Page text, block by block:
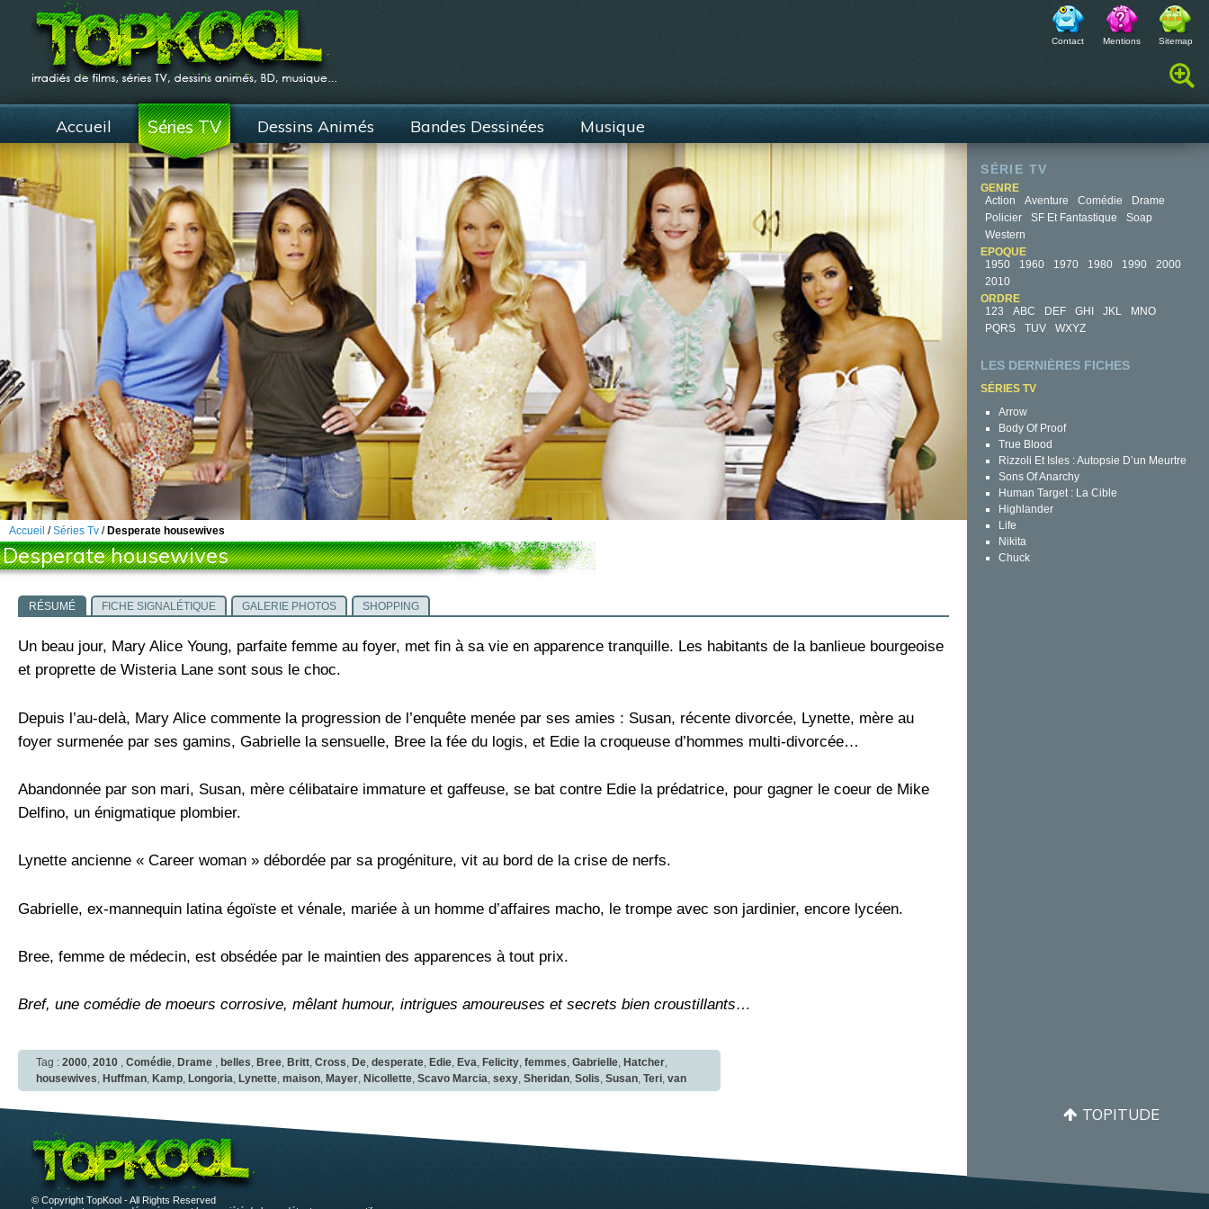
Contact Mentions Sitemap
Rechercher :
Accueil Séries TV Dessins Animés Bandes Dessinées Musique
SÉRIE TV
GENRE
Action
Aventure Comédie
Drame
Policier
SF Et Fantastique
Soap
Western
EPOQUE
1950
1960 1970 1980 1990
2000
2010
ORDRE
123
ABC DEF GHI JKL
MNO
PQRS
TUV WXYZ
LES DERNIÈRES FICHES
SÉRIES TV
Arrow
Body Of Proof
True Blood
Rizzoli Et Isles : Autopsie D’un Meurtre
Sons Of Anarchy
Human Target : La Cible
Highlander
Life
Nikita
Chuck
Accueil /Séries Tv / Desperate housewives
Desperate housewives
RÉSUMÉ FICHE SIGNALÉTIQUE GALERIE PHOTOS SHOPPING
Un beau jour, Mary Alice Young, parfaite femme au foyer, met fin à sa vie en apparence tranquille. Les habitants de la banlieue bourgeoise
et proprette de Wisteria Lane sont sous le choc.
Depuis l’au-delà, Mary Alice commente la progression de l’enquête menée par ses amies : Susan, récente divorcée, Lynette, mère au
foyer surmenée par ses gamins, Gabrielle la sensuelle, Bree la fée du logis, et Edie la croqueuse d’hommes multi-divorcée…
Abandonnée par son mari, Susan, mère célibataire immature et gaffeuse, se bat contre Edie la prédatrice, pour gagner le coeur de Mike
Delfino, un énigmatique plombier.
Lynette ancienne « Career woman » débordée par sa progéniture, vit au bord de la crise de nerfs.
Gabrielle, ex-mannequin latina égoïste et vénale, mariée à un homme d’affaires macho, le trompe avec son jardinier, encore lycéen.
Bree, femme de médecin, est obsédée par le maintien des apparences à tout prix.
Bref, une comédie de moeurs corrosive, mêlant humour, intrigues amoureuses et secrets bien croustillants…
Tag : 2000, 2010 , Comédie, Drame , belles, Bree, Britt, Cross, De, desperate, Edie, Eva, Felicity, femmes, Gabrielle, Hatcher,
housewives, Huffman, Kamp, Longoria, Lynette, maison, Mayer, Nicollette, Scavo Marcia, sexy, Sheridan, Solis, Susan, Teri, van
TOPITUDE
© Copyright TopKool - All Rights Reserved